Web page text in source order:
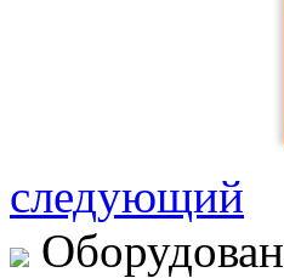
следующий